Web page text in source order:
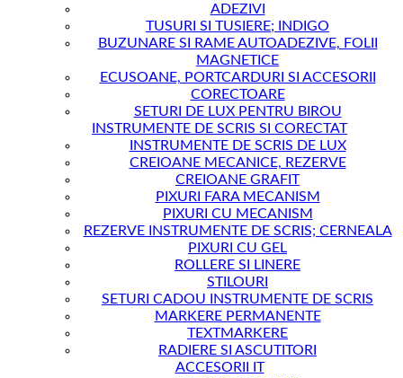
ADEZIVI
TUSURI SI TUSIERE; INDIGO
BUZUNARE SI RAME AUTOADEZIVE, FOLII
MAGNETICE
ECUSOANE, PORTCARDURI SI ACCESORII
CORECTOARE
SETURI DE LUX PENTRU BIROU
INSTRUMENTE DE SCRIS SI CORECTAT
INSTRUMENTE DE SCRIS DE LUX
CREIOANE MECANICE, REZERVE
CREIOANE GRAFIT
PIXURI FARA MECANISM
PIXURI CU MECANISM
REZERVE INSTRUMENTE DE SCRIS; CERNEALA
PIXURI CU GEL
ROLLERE SI LINERE
STILOURI
SETURI CADOU INSTRUMENTE DE SCRIS
MARKERE PERMANENTE
TEXTMARKERE
RADIERE SI ASCUTITORI
ACCESORII IT